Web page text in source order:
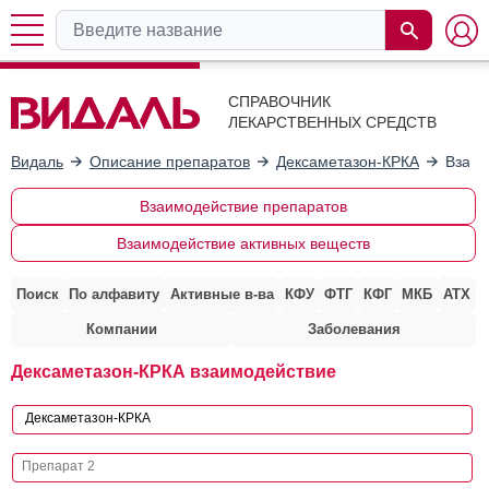
СПРАВОЧНИК
ЛЕКАРСТВЕННЫХ СРЕДСТВ
Видаль Описание препаратов Дексаметазон-КРКА
Взаимодействие препаратов
Взаимодействие активных веществ
Поиск По алфавиту Активные в-ва КФУ ФТГ КФГ МКБ АТХ
Компании Заболевания
Дексаметазон-КРКА взаимодействие